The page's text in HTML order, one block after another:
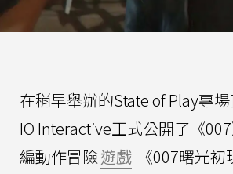
在稍早舉辦的State of Play專
IO Interactive正式公開了《
編動作冒險遊戲 《007曙光